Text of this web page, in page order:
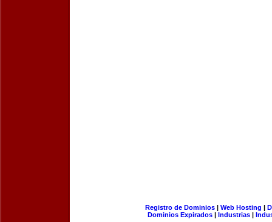
Registro de Dominios| Web Hosting |
Dominios Expirados | Industrias |